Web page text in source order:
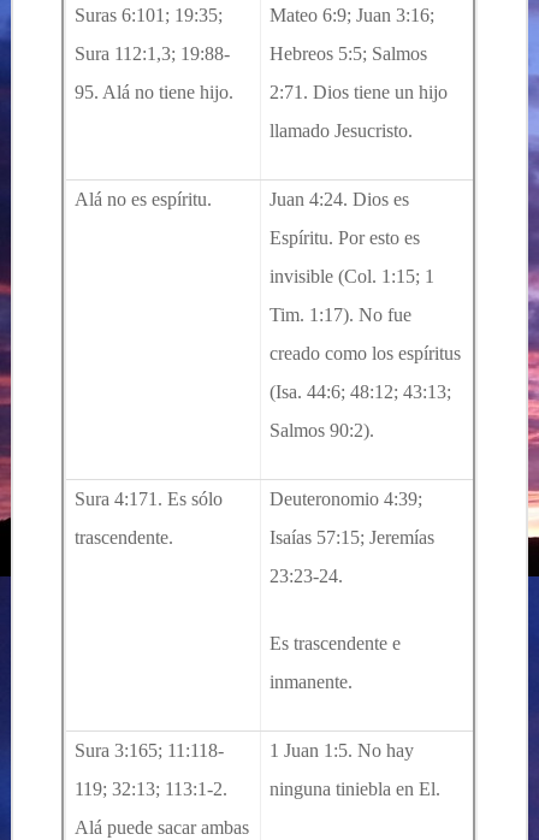
Suras 6:101; 19:35;
Sura 112:1,3; 19:88-
95. Alá no tiene hijo.
Mateo 6:9; Juan 3:16;
Hebreos 5:5; Salmos
2:71. Dios tiene un hijo
llamado Jesucristo.
Alá no es espíritu.
Juan 4:24. Dios es
Espíritu. Por esto es
invisible (Col. 1:15; 1
Tim. 1:17). No fue
creado como los espíritus
(Isa. 44:6; 48:12; 43:13;
Salmos 90:2).
Sura 4:171. Es sólo
trascendente.
Deuteronomio 4:39;
Isaías 57:15; Jeremías
23:23-24.
Es trascendente e
inmanente.
Sura 3:165; 11:118-
119; 32:13; 113:1-2.
Alá puede sacar ambas
1 Juan 1:5. No hay
ninguna tiniebla en El.